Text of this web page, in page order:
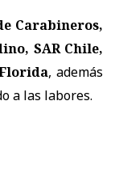
Carabineros,
SAR Chile,
, además
a las labores.